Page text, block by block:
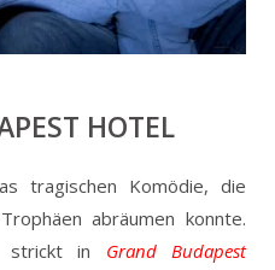
HOTEL
tragischen Komödie, die
abräumen konnte.
strickt in Grand Budapest